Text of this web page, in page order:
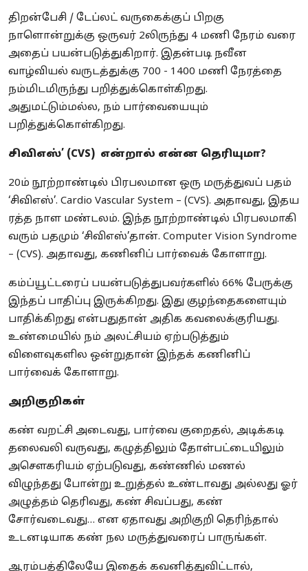
திறன்பேசி / டேப்லட் வருகைக்குப் பிறகு
நாளொன்றுக்கு ஒருவர் 2லிருந்து 4 மணி நேரம் வரை
அதைப் பயன்படுத்துகிறார். இதன்படி நவீன
வாழ்வியல் வருடத்துக்கு 700 - 1400 மணி நேரத்தை
நம்மிடமிருந்து பறித்துக்கொள்கிறது.
அதுமட்டும்மல்ல, நம் பார்வையையும்
பறித்துக்கொள்கிறது.
சிவிஎஸ்’ (CVS) என்றால் என்ன தெரியுமா?
20ம் நூற்றாண்டில் பிரபலமான ஒரு மருத்துவப் பதம்
‘சிவிஎஸ்’. Cardio Vascular System – (CVS). அதாவது, இதய
ரத்த நாள மண்டலம். இந்த நூற்றாண்டில் பிரபலமாகி
வரும் பதமும் ‘சிவிஎஸ்’தான். Computer Vision Syndrome
– (CVS). அதாவது, கணினிப் பார்வைக் கோளாறு.
கம்ப்யூட்டரைப் பயன்படுத்துபவர்களில் 66% பேருக்கு
இந்தப் பாதிப்பு இருக்கிறது. இது குழந்தைகளையும்
பாதிக்கிறது என்பதுதான் அதிக கவலைக்குரியது.
உண்மையில் நம் அலட்சியம் ஏற்படுத்தும்
விளைவுகளில ஒன்றுதான் இந்தக் கணினிப்
பார்வைக் கோளாறு.
அறிகுறிகள்
கண் வறட்சி அடைவது, பார்வை குறைதல், அடிக்கடி
தலைவலி வருவது, கழுத்திலும் தோள்பட்டையிலும்
அசௌகரியம் ஏற்படுவது, கண்ணில் மணல்
விழுந்தது போன்று உறுத்தல் உண்டாவது அல்லது ஓர்
அழுத்தம் தெரிவது, கண் சிவப்பது, கண்
சோர்வடைவது… என ஏதாவது அறிகுறி தெரிந்தால்
உடனடியாக கண் நல மருத்துவரைப் பாருங்கள்.
ஆரம்பத்திலேயே இதைக் கவனித்துவிட்டால்,